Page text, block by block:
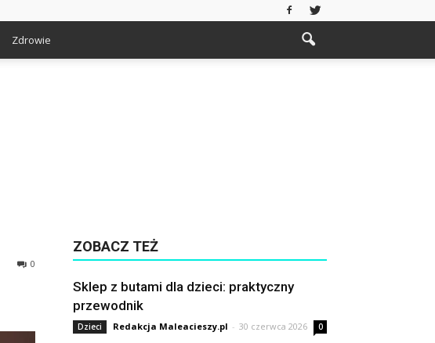
Zdrowie
0
ZOBACZ TEŻ
Sklep z butami dla dzieci: praktyczny
przewodnik
Dzieci Redakcja Maleacieszy.pl - 30 czerwca 2026 0